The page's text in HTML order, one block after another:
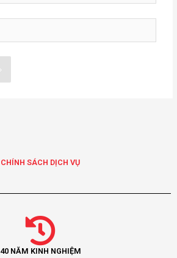
CHÍNH SÁCH DỊCH VỤ
40 NĂM KINH NGHIỆM